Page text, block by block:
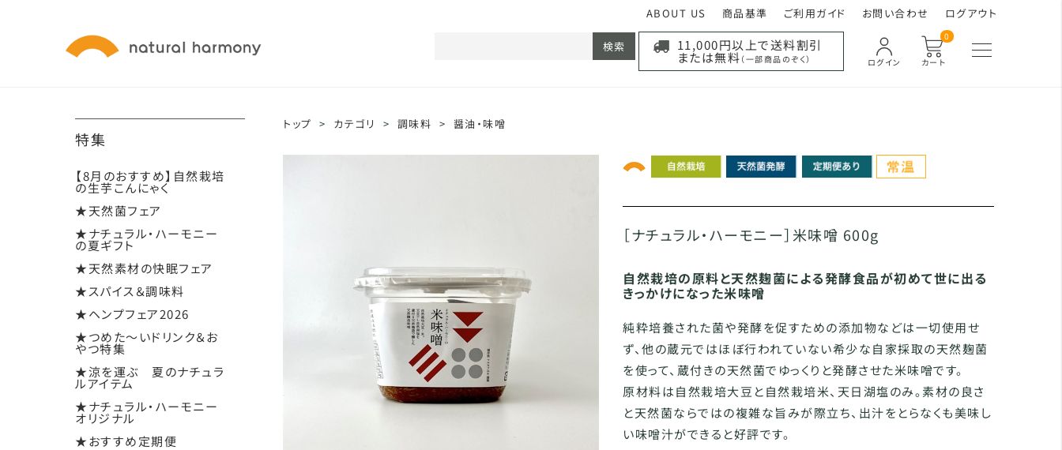
ABOUT US 商品基準 ご利用ガイド お問い合わせ ログアウト
カート
0
ログイン
11,000円以上で送料割引
または無料 （一部商品のぞく）
検索
特集
【8月のおすすめ】自然栽培
の生芋こんにゃく
★天然菌フェア
★ナチュラル・ハーモニー
の夏ギフト
★天然素材の快眠フェア
★スパイス＆調味料
★ヘンプフェア2026
★つめた～いドリンク＆お
やつ特集
★涼を運ぶ 夏のナチュラ
ルアイテム
★ナチュラル・ハーモニー
オリジナル
★おすすめ定期便
トップ > カテゴリ > 調味料 > 醤油・味噌
［ナチュラル・ハーモニー］米味噌 600g
自然栽培の原料と天然麹菌による発酵食品が初めて世に出る
きっかけになった米味噌
純粋培養された菌や発酵を促すための添加物などは一切使用せ
ず、他の蔵元ではほぼ行われていない希少な自家採取の天然麹菌
を使って、蔵付きの天然菌でゆっくりと発酵させた米味噌です。
原材料は自然栽培大豆と自然栽培米、天日湖塩のみ。素材の良さ
と天然菌ならではの複雑な旨みが際立ち、出汁をとらなくも美味し
い味噌汁ができると好評です。